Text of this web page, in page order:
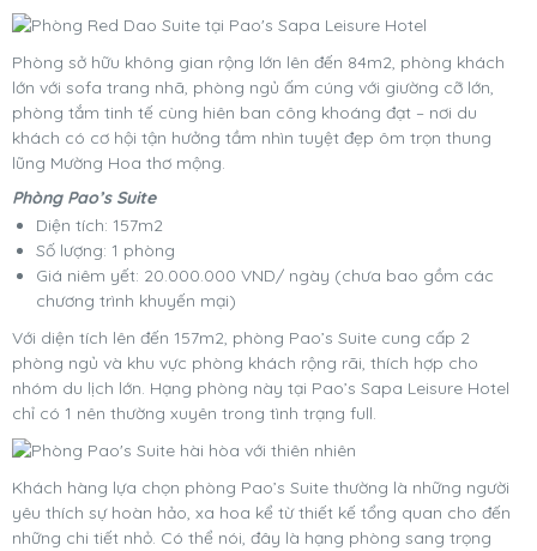
Phòng sở hữu không gian rộng lớn lên đến 84m2, phòng khách
lớn với sofa trang nhã, phòng ngủ ấm cúng với giường cỡ lớn,
phòng tắm tinh tế cùng hiên ban công khoáng đạt – nơi du
khách có cơ hội tận hưởng tầm nhìn tuyệt đẹp ôm trọn thung
lũng Mường Hoa thơ mộng.
Phòng Pao’s Suite
Diện tích: 157m2
Số lượng: 1 phòng
Giá niêm yết: 20.000.000 VND/ ngày (chưa bao gồm các
chương trình khuyến mại)
Với diện tích lên đến 157m2, phòng Pao’s Suite cung cấp 2
phòng ngủ và khu vực phòng khách rộng rãi, thích hợp cho
nhóm du lịch lớn. Hạng phòng này tại Pao’s Sapa Leisure Hotel
chỉ có 1 nên thường xuyên trong tình trạng full.
Khách hàng lựa chọn phòng Pao’s Suite thường là những người
yêu thích sự hoàn hảo, xa hoa kể từ thiết kế tổng quan cho đến
những chi tiết nhỏ. Có thể nói, đây là hạng phòng sang trọng